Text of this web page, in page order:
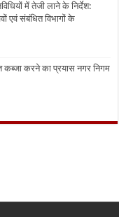
में तेजी लाने के निर्देश:
एवं संबंधित विभागों के
करने का प्रयास नगर निगम